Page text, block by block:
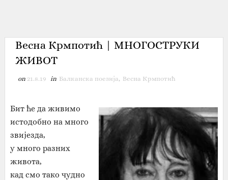
Весна Крмпотић | МНОГОСТРУКИ
ЖИВОТ
on 21.8.19 in Балканска поезија, Весна Крмпотић
Бит ће да живимо
истодобно на много
звијезда,
у много разних
живота,
кад смо тако чудно